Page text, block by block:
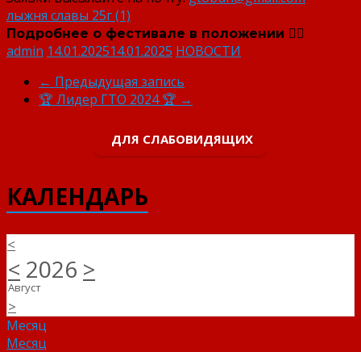
лыжня славы 25г (1)
Подробнее о фестивале в положении 👇🏻
admin 14.01.202514.01.2025 НОВОСТИ
← Предыдущая запись
🏆 Лидер ГТО 2024 🏆 →
ДЛЯ СЛАБОВИДЯЩИХ
КАЛЕНДАРЬ
<
< 2026 >
Август
>
Месяц
Месяц